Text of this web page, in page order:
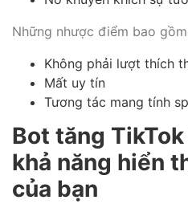
Những nhược điểm bao
Không phải lượt thích
Mất uy tín
Tương tác mang tính
Bot tăng
khả năng hiển
của bạn